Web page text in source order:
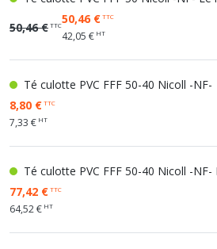
50,46 €TTC50,46 €TTC
42,05 € HT
Té culotte PVC FFF 50-40 Nicoll -NF-
8,80 €TTC
7,33 € HT
Té culotte PVC FFF 50-40 Nicoll -
77,42 €TTC
64,52 € HT